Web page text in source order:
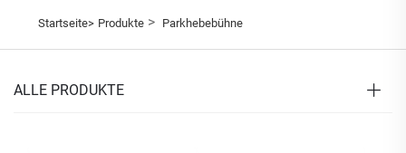
Startseite> Produkte> Parkhebebühne
ALLE PRODUKTE